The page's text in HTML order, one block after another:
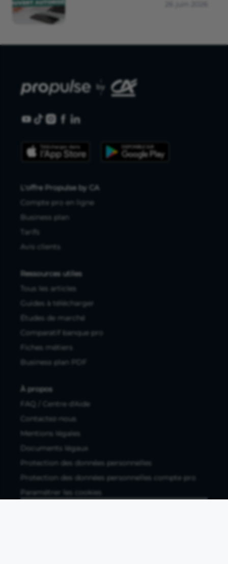
L'offre Propulse by CA
Compte pro en ligne
Business plan
Tarifs
Avis clients
Ressources utiles
Tous les articles
Guides à télécharger
Études de marché
Comparatif banque pro
Fiches métiers
Business plan PDF
À propos
FAQ / Centre d'Aide
Contactez-nous
Mentions légales
Documents légaux
Protection des données personnelles
Protection des données personnelles compte pro
Paramétrer les cookies